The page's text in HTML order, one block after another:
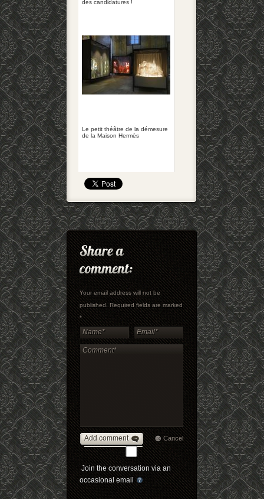
des candidatures !
Le petit théâtre de la démesure
de la Maison Hermès
Your email address will not be
published. Required fields are marked
*
Add comment Cancel
Join the conversation via an
occasional email